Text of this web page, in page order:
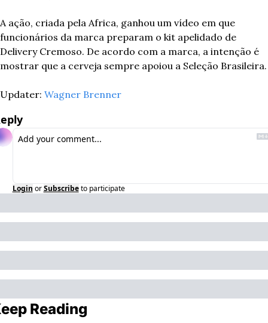
A ação, criada pela Africa, ganhou um vídeo em que
funcionários da marca preparam o kit apelidado de
Delivery Cremoso. De acordo com a marca, a intenção é
mostrar que a cerveja sempre apoiou a Seleção Brasileira.
Updater: Wagner Brenner
Login or Subscribe to participate
Reading